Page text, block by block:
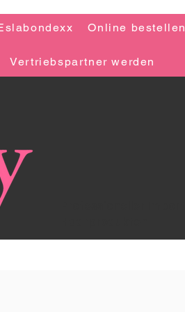
Online bestellen
Vertriebspartner werden